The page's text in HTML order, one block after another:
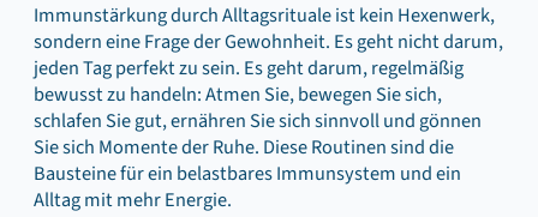
Immunstärkung durch Alltagsrituale ist kein Hexenwerk,
sondern eine Frage der Gewohnheit. Es geht nicht darum,
jeden Tag perfekt zu sein. Es geht darum, regelmäßig
bewusst zu handeln: Atmen Sie, bewegen Sie sich,
schlafen Sie gut, ernähren Sie sich sinnvoll und gönnen
Sie sich Momente der Ruhe. Diese Routinen sind die
Bausteine für ein belastbares Immunsystem und ein
Alltag mit mehr Energie.